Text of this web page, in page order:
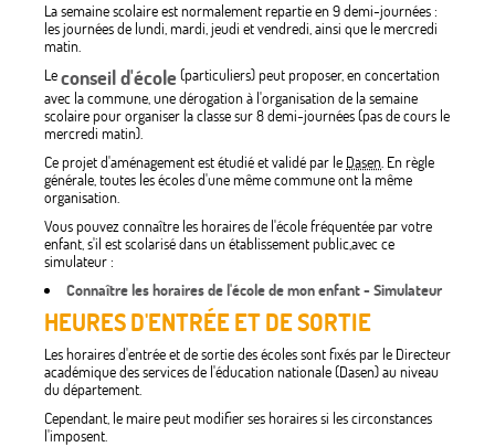
La semaine scolaire est normalement repartie en 9 demi-journées :
les journées de lundi, mardi, jeudi et vendredi, ainsi que le mercredi
matin.
Leconseil d'école(particuliers) peut proposer, en concertation
avec la commune, une dérogation à l'organisation de la semaine
scolaire pour organiser la classe sur 8 demi-journées (pas de cours le
mercredi matin).
Ce projet d'aménagement est étudié et validé par le Dasen. En règle
générale, toutes les écoles d'une même commune ont la même
organisation.
Vous pouvez connaître les horaires de l'école fréquentée par votre
enfant, s'il est scolarisé dans un établissement public,avec ce
simulateur :
Connaître les horaires de l'école de mon enfant - Simulateur
HEURES D'ENTRÉE ET DE SORTIE
Les horaires d'entrée et de sortie des écoles sont fixés par le Directeur
académique des services de l'éducation nationale (Dasen) au niveau
du département.
Cependant, le maire peut modifier ses horaires si les circonstances
l'imposent.